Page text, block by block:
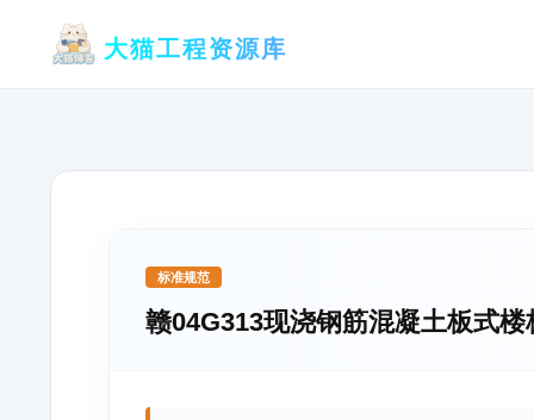
大猫工程资源库
标准规范
赣04G313现浇钢筋混凝土板式楼